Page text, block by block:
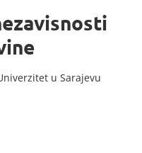
u Sarajevu